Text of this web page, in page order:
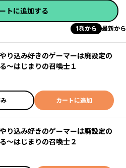
トに追加する
1巻から 最新から
り込み好きのゲーマーは廃設定の
～はじまりの召喚士１
カートに追加
り込み好きのゲーマーは廃設定の
～はじまりの召喚士２